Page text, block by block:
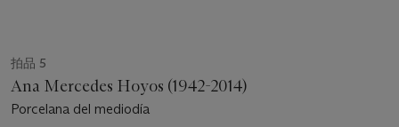
拍品 5
Ana Mercedes Hoyos (1942-2014)
Porcelana del mediodía